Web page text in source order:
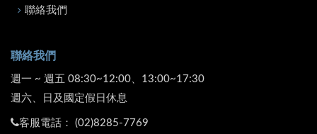
聯絡我們
聯絡我們
週一 ~ 週五 08:30~12:00、13:00~17:30
週六、日及國定假日休息
客服電話： (02)8285-7769